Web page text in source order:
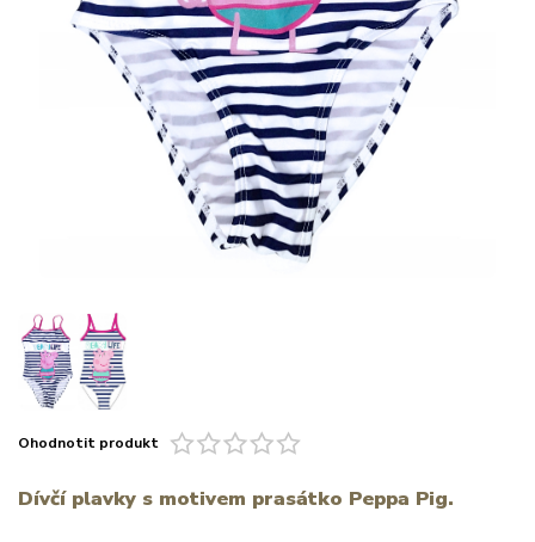
Ohodnotit produkt
Dívčí plavky s motivem prasátko Peppa Pig.